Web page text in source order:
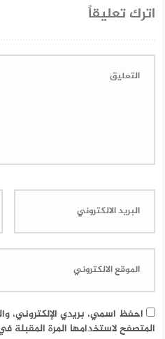
اترك تعليقاً
احفظ اسمي، بريدي الإلكتروني،
المتصفح لاستخدامها المرة المقبلة